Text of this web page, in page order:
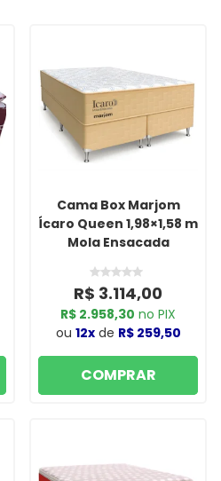
Cama Box Marjom
Ícaro Queen 1,98×1,58 m
Mola Ensacada
R$ 3.114,00
R$ 2.958,30 no PIX
ou 12xde R$ 259,50
COMPRAR